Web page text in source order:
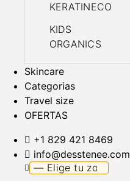
KERATINECO
KIDS
ORGANICS
Skincare
Categorias
Travel size
OFERTAS
+1 829 421 8469
info@desstenee.com